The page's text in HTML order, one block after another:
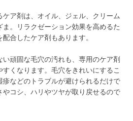
ア剤は、オイル、ジェル、クリーム
。リラクゼーション効果を高めるた
合したケア剤もあります。
頑固な毛穴の汚れも、専用のケア剤
くなります。毛穴をきれいにするこ
疹などのトラブルが避けられるだけで
やコシ、ハリやツヤが取り戻せるので